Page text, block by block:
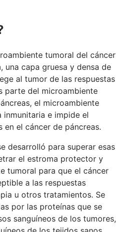
tumoral del cáncer
una capa gruesa y densa de
al tumor de las respuestas
parte del microambiente
el microambiente
e impide el
el cáncer de páncreas.
desarrolló para superar esas
el estroma protector y
tumoral para que el cáncer
a las respuestas
u otros tratamientos. Se
por las proteínas que se
sanguíneos de los tumores,